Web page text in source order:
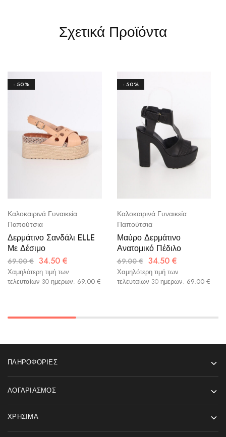
Σχετικά Προϊόντα
- 50%
Καλοκαιρινά Γυναικεία
Παπούτσια
Δερμάτινο Σανδάλι ELLE
Με Δέσιμο
69.00€ 34.50 €
Χαμηλότερη τιμή των
τελευταίων 30 ημερων: 69.00 €
- 50%
Καλοκαιρινά Γυναικεία
Παπούτσια
Μαύρο Δερμάτινο
Ανατομικό Πέδιλο
69.00€ 34.50 €
Χαμηλότερη τιμή των
τελευταίων 30 ημερων: 69.00 €
ΠΛΗΡΟΦΟΡΊΕΣ
ΛΟΓΑΡΙΑΣΜΌΣ
ΧΡΉΣΙΜΑ